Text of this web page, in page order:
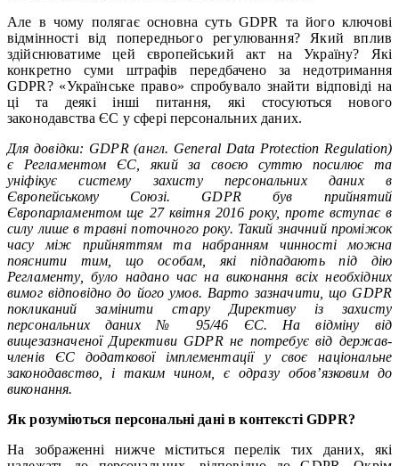
Але в чому полягає основна суть GDPR та його ключові
відмінності від попереднього регулювання? Який вплив
здійснюватиме цей європейський акт на Україну? Які
конкретно суми штрафів передбачено за недотримання
GDPR? «Українське право» спробувало знайти відповіді на
ці та деякі інші питання, які стосуються нового
законодавства ЄС у сфері персональних даних.
Для довідки: GDPR (англ. General Data Protection Regulation)
є Регламентом ЄС, який за своєю суттю посилює та
уніфікує систему захисту персональних даних в
Європейському Союзі. GDPR був прийнятий
Європарламентом ще 27 квітня 2016 року, проте вступає в
силу лише в травні поточного року. Такий значний проміжок
часу між прийняттям та набранням чинності можна
пояснити тим, що особам, які підпадають під дію
Регламенту, було надано час на виконання всіх необхідних
вимог відповідно до його умов. Варто зазначити, що GDPR
покликаний замінити стару Директиву із захисту
персональних даних № 95/46 ЄС. На відміну від
вищезазначеної Директиви GDPR не потребує від держав-
членів ЄС додаткової імплементації у своє національне
законодавство, і таким чином, є одразу обов’язковим до
виконання.
Як розуміються персональні дані в контексті GDPR?
На зображенні нижче міститься перелік тих даних, які